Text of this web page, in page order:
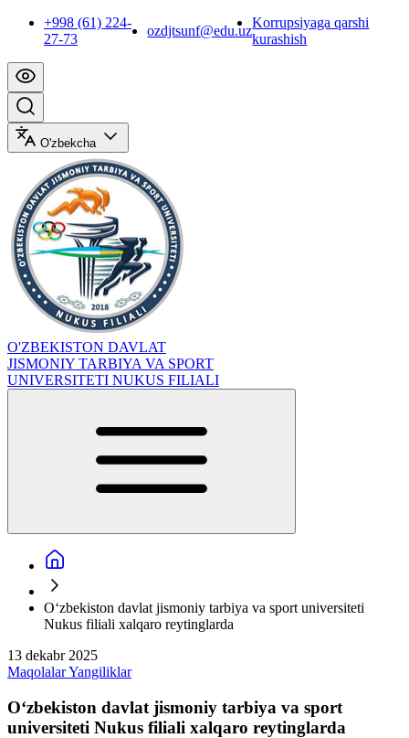
+998 (61) 224-
27-73
ozdjtsunf@edu.uz
Korrupsiyaga qarshi
kurashish
O'zbekcha
O'ZBEKISTON DAVLAT
JISMONIY TARBIYA VA SPORT
UNIVERSITETI NUKUS FILIALI
O‘zbekiston davlat jismoniy tarbiya va sport universiteti
Nukus filiali xalqaro reytinglarda
13 dekabr 2025
MaqolalarYangiliklar
O‘zbekiston davlat jismoniy tarbiya va sport
universiteti Nukus filiali xalqaro reytinglarda